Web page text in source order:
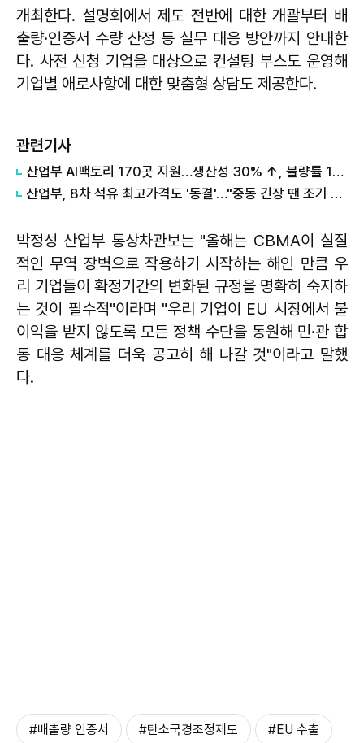
개최한다. 설명회에서 제도 전반에 대한 개괄부터 배
출량·인증서 수량 산정 등 실무 대응 방안까지 안내한
다. 사전 신청 기업을 대상으로 컨설팅 부스도 운영해
기업별 애로사항에 대한 맞춤형 상담도 제공한다.
관련기사
산업부 AI팩토리 170곳 지원…생산성 30% ↑, 불량률 15% ↓
산업부, 8차 석유 최고가격도 '동결'…"중동 긴장 땐 조기 인상"
박정성 산업부 통상차관보는 "올해는 CBMA이 실질
적인 무역 장벽으로 작용하기 시작하는 해인 만큼 우
리 기업들이 확정기간의 변화된 규정을 명확히 숙지하
는 것이 필수적"이라며 "우리 기업이 EU 시장에서 불
이익을 받지 않도록 모든 정책 수단을 동원해 민·관 합
동 대응 체계를 더욱 공고히 해 나갈 것"이라고 말했
다.
#배출량 인증서 #탄소국경조정제도 #EU 수출